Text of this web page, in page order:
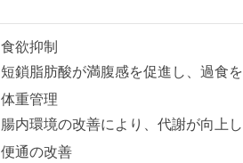
食欲抑制
短鎖脂肪酸が満腹感を促進し、過食
体重管理
腸内環境の改善により、代謝が向上
便通の改善